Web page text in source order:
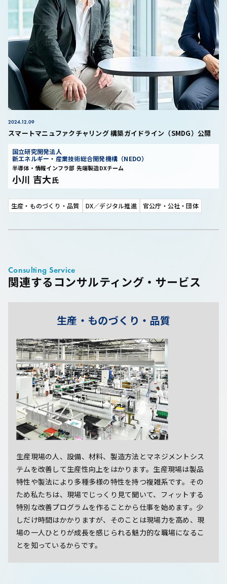
スマートマニュファクチャリング 構築ガイドライン（SMDG）公開
2024.12.09
国立研究開発法人
新エネルギー・産業技術総合開発機構（NEDO）
半導体・情報インフラ部 先端製造DXチーム
小川 吉大氏
生産・ものづくり・品質 DX／デジタル推進 官公庁・公社・団体
関連するコンサルティング・サービス
Consulting Service
生産・ものづくり・品質
生産現場の人、設備、材料、製造方法とマネジメントシス
テムを改善して生産性向上をはかります。生産現場は製品
特性や製法により多種多様の特性を持つ複雑系です。その
ため私たちは、現場でじっくり見て聞いて、フィットする
特別な改善プログラムを作ることから仕事を始めます。少
しだけ時間はかかりますが、そのことは現場力を高め、現
場の一人ひとりが成長を感じられる魅力的な職場になるこ
とを知っているからです。